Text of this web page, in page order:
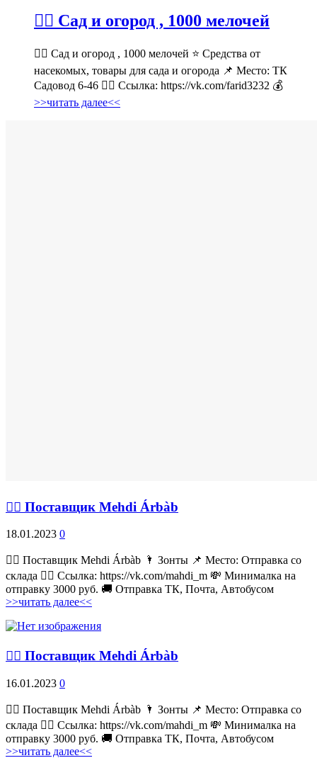
💁‍♂ Сад и огород , 1000 мелочей
💁‍♂ Сад и огород , 1000 мелочей ⭐ Средства от
насекомых, товары для сада и огорода 📌 Место: ТК
Садовод 6-46 👉🏻 Ссылка: https://vk.com/farid3232 💰
>>читать далее<<
💁‍♂ Поставщик Mehdi Árbàb
18.01.2023 0
💁‍♂ Поставщик Mehdi Árbàb 🌂 Зонты 📌 Место: Отправка со
склада 👉🏻 Ссылка: https://vk.com/mahdi_m 💸 Минималка на
отправку 3000 руб. 🚚 Отправка ТК, Почта, Автобусом
>>читать далее<<
💁‍♂ Поставщик Mehdi Árbàb
16.01.2023 0
💁‍♂ Поставщик Mehdi Árbàb 🌂 Зонты 📌 Место: Отправка со
склада 👉🏻 Ссылка: https://vk.com/mahdi_m 💸 Минималка на
отправку 3000 руб. 🚚 Отправка ТК, Почта, Автобусом
>>читать далее<<